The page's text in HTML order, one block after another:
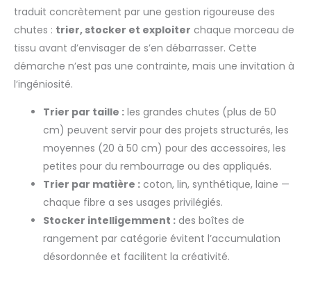
traduit concrètement par une gestion rigoureuse des
chutes : trier, stocker et exploiter chaque morceau de
tissu avant d’envisager de s’en débarrasser. Cette
démarche n’est pas une contrainte, mais une invitation à
l’ingéniosité.
Trier par taille : les grandes chutes (plus de 50
cm) peuvent servir pour des projets structurés, les
moyennes (20 à 50 cm) pour des accessoires, les
petites pour du rembourrage ou des appliqués.
Trier par matière : coton, lin, synthétique, laine —
chaque fibre a ses usages privilégiés.
Stocker intelligemment : des boîtes de
rangement par catégorie évitent l’accumulation
désordonnée et facilitent la créativité.